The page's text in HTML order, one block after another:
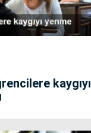
kaygıyı